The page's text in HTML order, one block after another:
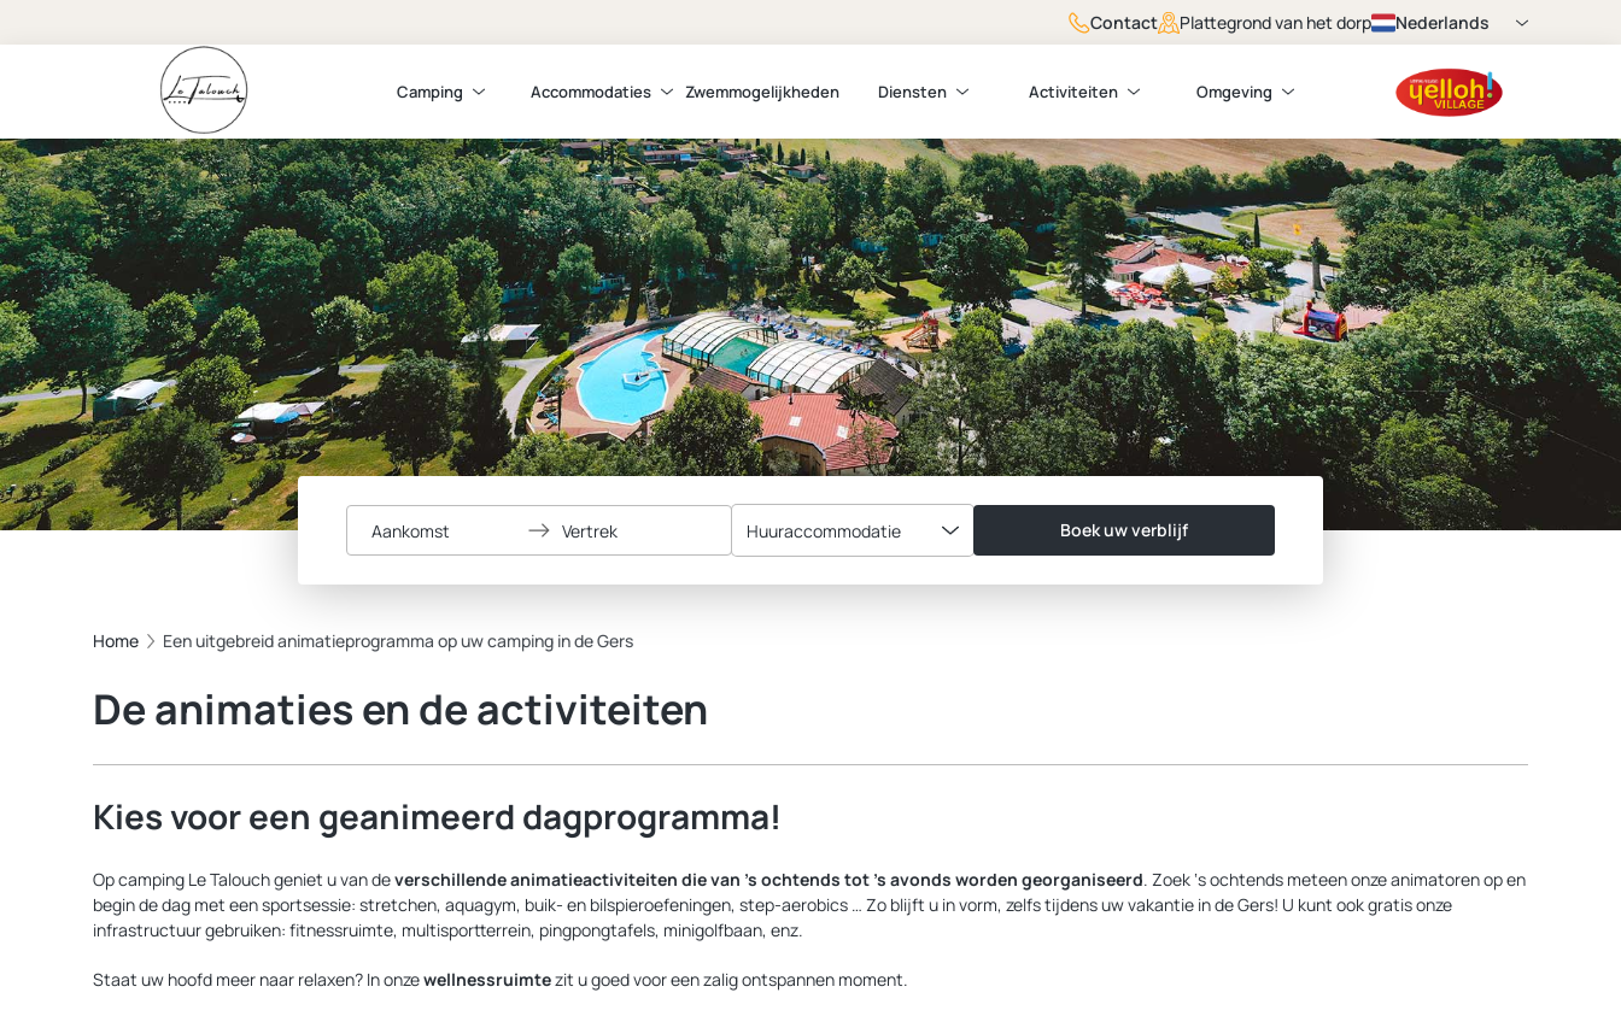
Contact Plattegrond van het dorp Nederlands
Camping Accommodaties Zwemmogelijkheden Diensten Activiteiten Omgeving
Aankomst Vertrek Huuraccommodatie Boek uw verblijf
Home Een uitgebreid animatieprogramma op uw camping in de Gers
De animaties en de activiteiten
Kies voor een geanimeerd dagprogramma!
Op camping Le Talouch geniet u van deverschillende animatieactiviteiten die van ’s ochtends tot ’s avonds worden georganiseerd. Zoek ‘s ochtends meteen onze animatoren op en
begin de dag met een sportsessie: stretchen, aquagym, buik- en bilspieroefeningen, step-aerobics … Zo blijft u in vorm, zelfs tijdens uw vakantie in de Gers! U kunt ook gratis onze
infrastructuur gebruiken: fitnessruimte, multisportterrein, pingpongtafels, minigolfbaan, enz.
Staat uw hoofd meer naar relaxen? In onzewellnessruimtezit u goed voor een zalig ontspannen moment.